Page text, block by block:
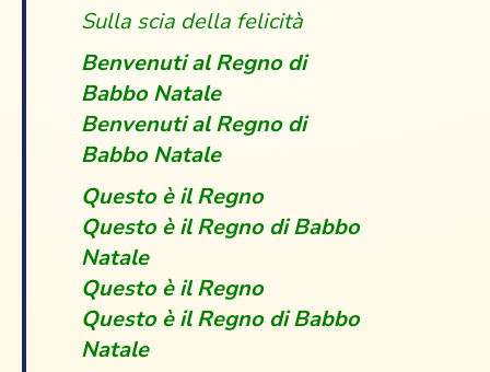
Sulla scia della felicità
Benvenuti al Regno di
Babbo Natale
Benvenuti al Regno di
Babbo Natale
Questo è il Regno
Questo è il Regno di Babbo
Natale
Questo è il Regno
Questo è il Regno di Babbo
Natale